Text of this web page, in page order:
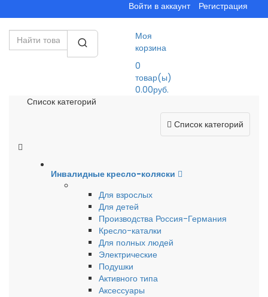
Войти в аккаунт Регистрация
Моя
корзина
0
товар(ы)
0.00руб.
Список категорий
Список категорий
Инвалидные кресло-коляски
Для взрослых
Для детей
Производства Россия-Германия
Кресло-каталки
Для полных людей
Электрические
Подушки
Активного типа
Аксессуары